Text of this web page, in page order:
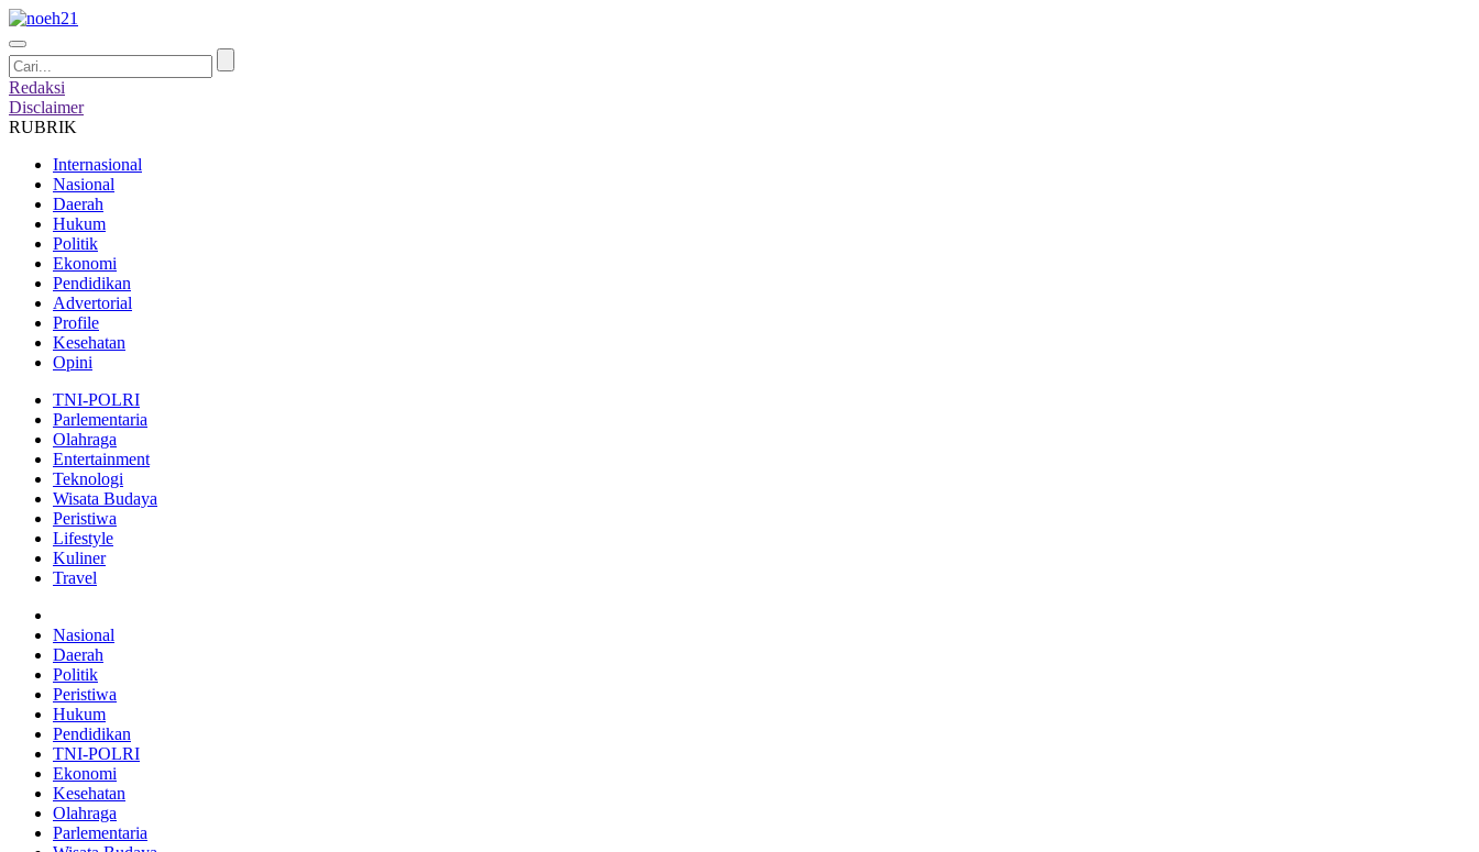
Redaksi
Disclaimer
RUBRIK
Internasional
Nasional
Daerah
Hukum
Politik
Ekonomi
Pendidikan
Advertorial
Profile
Kesehatan
Opini
TNI-POLRI
Parlementaria
Olahraga
Entertainment
Teknologi
Wisata Budaya
Peristiwa
Lifestyle
Kuliner
Travel
Nasional
Daerah
Politik
Peristiwa
Hukum
Pendidikan
TNI-POLRI
Ekonomi
Kesehatan
Olahraga
Parlementaria